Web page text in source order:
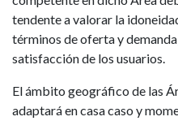
tendente a valorar la
términos de oferta y
satisfacción de los usuarios.
El ámbito geográfico de las
adaptará en casa caso y